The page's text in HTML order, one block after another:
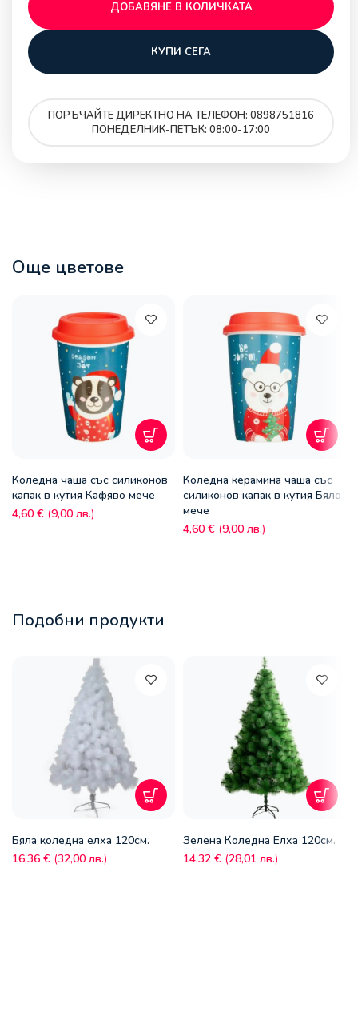
ДОБАВЯНЕ В КОЛИЧКАТА
КУПИ СЕГА
ПОРЪЧАЙТЕ ДИРЕКТНО НА ТЕЛЕФОН: 0898751816
ПОНЕДЕЛНИК-ПЕТЪК: 08:00-17:00
Още цветове
Коледна чаша със силиконов
капак в кутия Кафяво мече
4,60 € (9,00 лв.)
Коледна керамина чаша със
силиконов капак в кутия Бяло
мече
4,60 € (9,00 лв.)
Подобни продукти
Бяла коледна елха 120см.
16,36 € (32,00 лв.)
Зелена Коледна Елха 120см.
14,32 € (28,01 лв.)